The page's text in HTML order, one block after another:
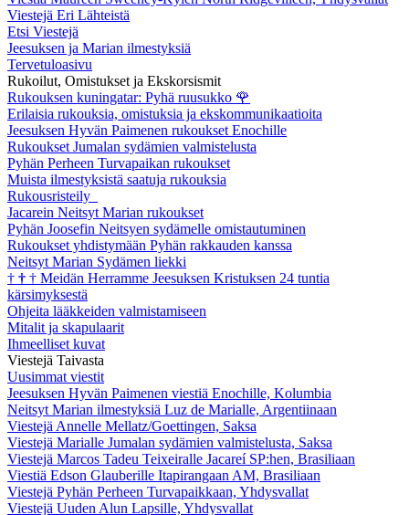
Viestejä Eri Lähteistä
Etsi Viestejä
Jeesuksen ja Marian ilmestyksiä
Tervetuloasivu
Rukoilut, Omistukset ja Ekskorsismit
Rukouksen kuningatar: Pyhä ruusukko 🌹
Erilaisia rukouksia, omistuksia ja ekskommunikaatioita
Jeesuksen Hyvän Paimenen rukoukset Enochille
Rukoukset Jumalan sydämien valmistelusta
Pyhän Perheen Turvapaikan rukoukset
Muista ilmestyksistä saatuja rukouksia
Rukousristeily
Jacarein Neitsyt Marian rukoukset
Pyhän Joosefin Neitsyen sydämelle omistautuminen
Rukoukset yhdistymään Pyhän rakkauden kanssa
Neitsyt Marian Sydämen liekki
† † † Meidän Herramme Jeesuksen Kristuksen 24 tuntia
kärsimyksestä
Ohjeita lääkkeiden valmistamiseen
Mitalit ja skapulaarit
Ihmeelliset kuvat
Viestejä Taivasta
Uusimmat viestit
Jeesuksen Hyvän Paimenen viestiä Enochille, Kolumbia
Neitsyt Marian ilmestyksiä Luz de Marialle, Argentiinaan
Viestejä Annelle Mellatz/Goettingen, Saksa
Viestejä Marialle Jumalan sydämien valmistelusta, Saksa
Viestejä Marcos Tadeu Teixeiralle Jacareí SP:hen, Brasiliaan
Viestiä Edson Glauberille Itapirangaan AM, Brasiliaan
Viestejä Pyhän Perheen Turvapaikkaan, Yhdysvallat
Viestejä Uuden Alun Lapsille, Yhdysvallat